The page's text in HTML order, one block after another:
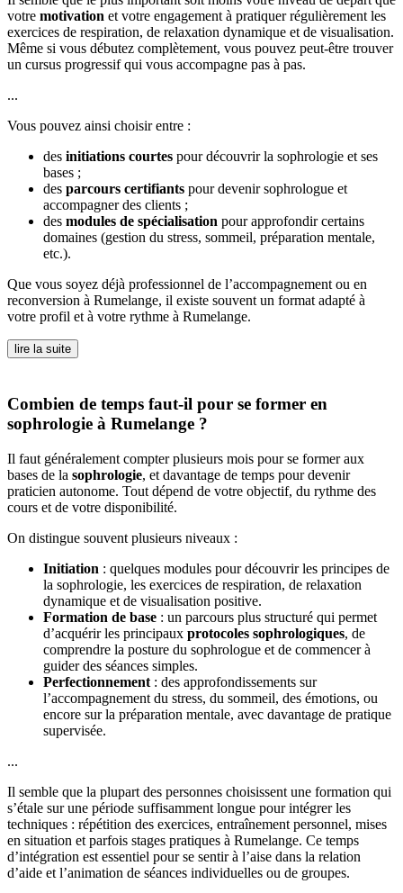
votre motivation et votre engagement à pratiquer régulièrement les
exercices de respiration, de relaxation dynamique et de visualisation.
Même si vous débutez complètement, vous pouvez peut-être trouver
un cursus progressif qui vous accompagne pas à pas.
...
Vous pouvez ainsi choisir entre :
des initiations courtes pour découvrir la sophrologie et ses
bases ;
des parcours certifiants pour devenir sophrologue et
accompagner des clients ;
des modules de spécialisation pour approfondir certains
domaines (gestion du stress, sommeil, préparation mentale,
etc.).
Que vous soyez déjà professionnel de l’accompagnement ou en
reconversion à Rumelange, il existe souvent un format adapté à
votre profil et à votre rythme à Rumelange.
lire la suite
Combien de temps faut-il pour se former en
sophrologie à Rumelange ?
Il faut généralement compter plusieurs mois pour se former aux
bases de la sophrologie, et davantage de temps pour devenir
praticien autonome. Tout dépend de votre objectif, du rythme des
cours et de votre disponibilité.
On distingue souvent plusieurs niveaux :
Initiation : quelques modules pour découvrir les principes de
la sophrologie, les exercices de respiration, de relaxation
dynamique et de visualisation positive.
Formation de base : un parcours plus structuré qui permet
d’acquérir les principaux protocoles sophrologiques, de
comprendre la posture du sophrologue et de commencer à
guider des séances simples.
Perfectionnement : des approfondissements sur
l’accompagnement du stress, du sommeil, des émotions, ou
encore sur la préparation mentale, avec davantage de pratique
supervisée.
...
Il semble que la plupart des personnes choisissent une formation qui
s’étale sur une période suffisamment longue pour intégrer les
techniques : répétition des exercices, entraînement personnel, mises
en situation et parfois stages pratiques à Rumelange. Ce temps
d’intégration est essentiel pour se sentir à l’aise dans la relation
d’aide et l’animation de séances individuelles ou de groupes.